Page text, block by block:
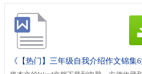
《【热门】三年级自我介绍作文锦集6